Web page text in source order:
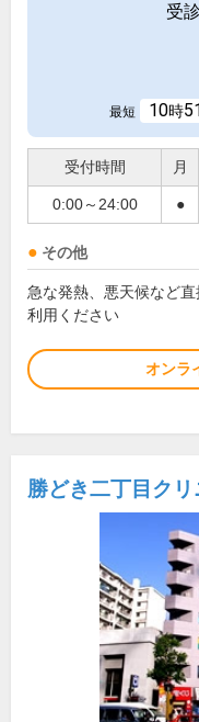
受
最短 10時51
受付時間 月
0:00～24:00 ●
その他
急な発熱、悪天候など
利用ください
オンラ
勝どき二丁目クリ